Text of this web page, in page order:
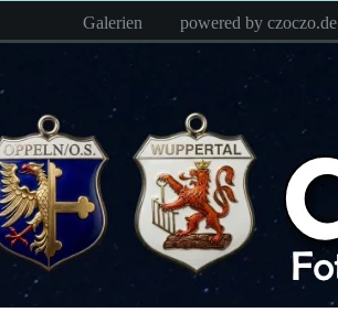
springen
Galerien powered by czoczo.de